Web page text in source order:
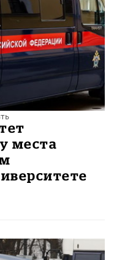
места